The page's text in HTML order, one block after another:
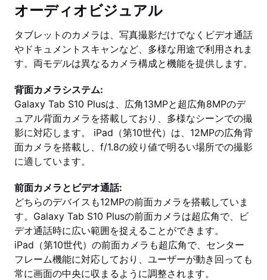
オーディオビジュアル
タブレットのカメラは、写真撮影だけでなくビデオ通話
やドキュメントスキャンなど、多様な用途で利用されま
す。両モデルは異なるカメラ構成と機能を提供します。
背面カメラシステム:
Galaxy Tab S10 Plusは、広角13MPと超広角8MPのデ
ュアル背面カメラを搭載しており、多様なシーンでの撮
影に対応します。 iPad（第10世代）は、12MPの広角背
面カメラを搭載し、f/1.8の絞り値で明るい場所での撮影
に適しています。
前面カメラとビデオ通話:
どちらのデバイスも12MPの前面カメラを搭載していま
す。Galaxy Tab S10 Plusの前面カメラは超広角で、ビ
デオ通話時に広い範囲を捉えることができます。
iPad（第10世代）の前面カメラも超広角で、センター
フレーム機能に対応しており、ユーザーが動き回っても
常に画面の中央に収まるように調整されます。